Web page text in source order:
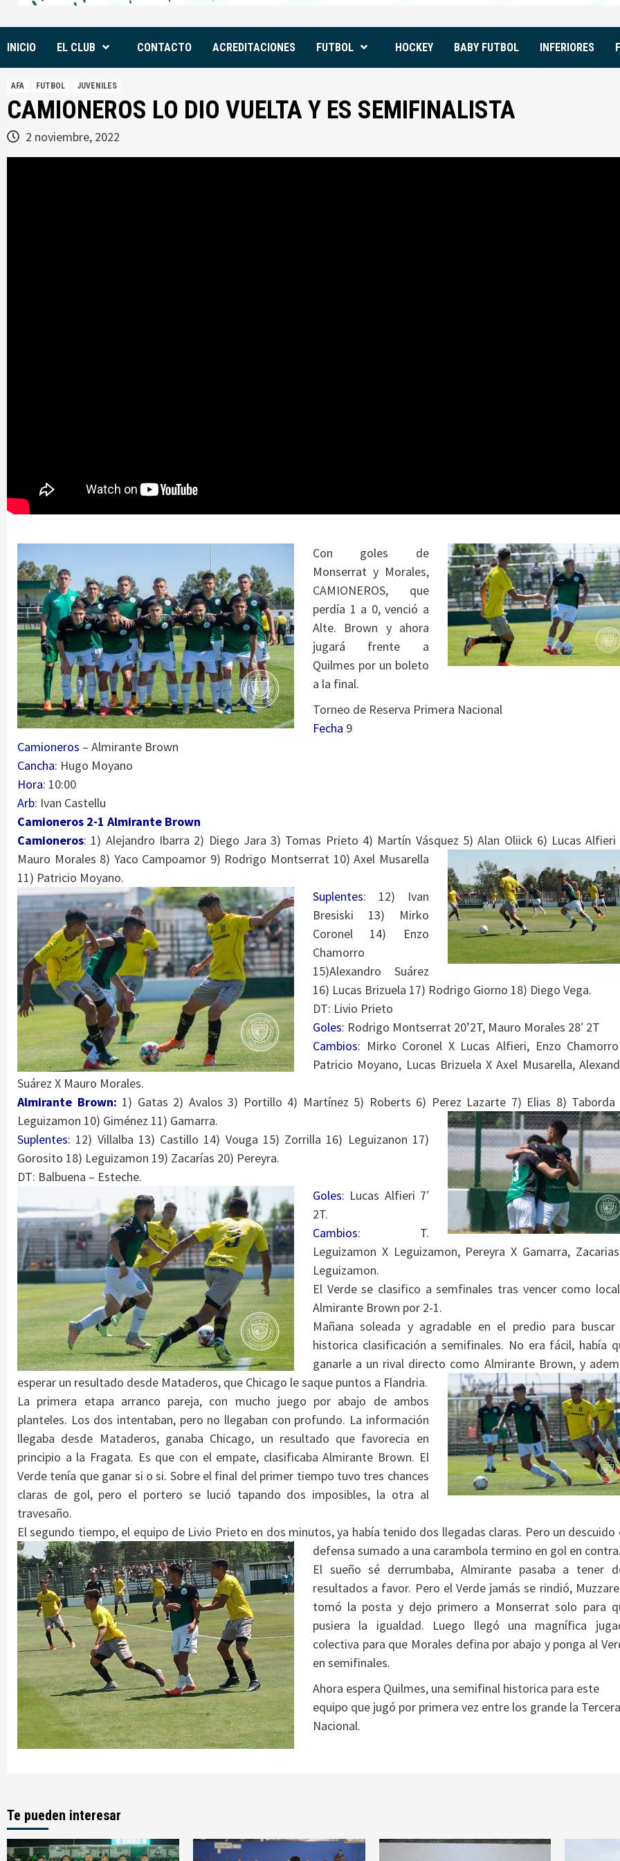
INICIO EL CLUB CONTACTO ACREDITACIONES FUTBOL HOCKEY BABY FUTBOL INFERIORES
AFA FUTBOL JUVENILES
CAMIONEROS LO DIO VUELTA Y ES SEMIFINALISTA
2 noviembre, 2022
Con goles de
Monserrat y Morales,
CAMIONEROS, que
perdía 1 a 0, venció a
Alte. Brown y ahora
jugará frente a
Quilmes por un boleto
a la final.
Torneo de Reserva Primera Nacional
Fecha 9
Camioneros – Almirante Brown
Cancha: Hugo Moyano
Hora: 10:00
Arb: Ivan Castellu
Camioneros 2-1 Almirante Brown
Camioneros: 1) Alejandro Ibarra 2) Diego Jara 3) Tomas Prieto 4) Martín Vásquez 5) Alan Oliick 6) Lucas Alfieri
Mauro Morales 8) Yaco Campoamor 9) Rodrigo Montserrat 10) Axel Musarella
11) Patricio Moyano.
Suplentes: 12) Ivan
Bresiski 13) Mirko
Coronel 14) Enzo
Chamorro
15)Alexandro Suárez
16) Lucas Brizuela 17) Rodrigo Giorno 18) Diego Vega.
DT: Livio Prieto
Goles: Rodrigo Montserrat 20’2T, Mauro Morales 28′ 2T
Cambios: Mirko Coronel X Lucas Alfieri, Enzo
Patricio Moyano, Lucas Brizuela X Axel Musarella,
Suárez X Mauro Morales.
Almirante Brown: 1) Gatas 2) Avalos 3) Portillo 4) Martínez 5) Roberts 6) Perez Lazarte 7) Elias 8) Taborda
Leguizamon 10) Giménez 11) Gamarra.
Suplentes: 12) Villalba 13) Castillo 14) Vouga 15) Zorrilla 16) Leguizanon 17)
Gorosito 18) Leguizamon 19) Zacarías 20) Pereyra.
DT: Balbuena – Esteche.
Goles: Lucas Alfieri 7′
2T.
Cambios: T.
Leguizamon X Leguizamon, Pereyra X Gamarra,
Leguizamon.
El Verde se clasifico a semfinales tras vencer como
Almirante Brown por 2-1.
Mañana soleada y agradable en el predio para
historica clasificación a semifinales. No era fácil, había
ganarle a un rival directo como Almirante Brown, y
esperar un resultado desde Mataderos, que Chicago le saque puntos a Flandria.
La primera etapa arranco pareja, con mucho juego por abajo de ambos
planteles. Los dos intentaban, pero no llegaban con profundo. La información
llegaba desde Mataderos, ganaba Chicago, un resultado que favorecia en
principio a la Fragata. Es que con el empate, clasificaba Almirante Brown. El
Verde tenía que ganar si o si. Sobre el final del primer tiempo tuvo tres chances
claras de gol, pero el portero se lució tapando dos imposibles, la otra al
travesaño.
El segundo tiempo, el equipo de Livio Prieto en dos minutos, ya había tenido dos llegadas claras. Pero un descuido
defensa sumado a una carambola termino en gol en
El sueño sé derrumbaba, Almirante pasaba a tener
resultados a favor. Pero el Verde jamás se rindió,
tomó la posta y dejo primero a Monserrat solo para
pusiera la igualdad. Luego llegó una magnífica
colectiva para que Morales defina por abajo y ponga al
en semifinales.
Ahora espera Quilmes, una semifinal historica para este
equipo que jugó por primera vez entre los grande la Tercera
Nacional.
Te pueden interesar